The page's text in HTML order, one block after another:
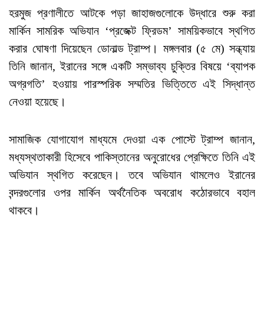
হরমুজ প্রণালীতে আটকে পড়া জাহাজগুলোকে উদ্ধারে শুরু করা
মার্কিন সামরিক অভিযান ‘প্রজেক্ট ফ্রিডম’ সাময়িকভাবে স্থগিত
করার ঘোষণা দিয়েছেন ডোনাল্ড ট্রাম্প। মঙ্গলবার (৫ মে) সন্ধ্যায়
তিনি জানান, ইরানের সঙ্গে একটি সম্ভাব্য চুক্তির বিষয়ে ‘ব্যাপক
অগ্রগতি’ হওয়ায় পারস্পরিক সম্মতির ভিত্তিতে এই সিদ্ধান্ত
নেওয়া হয়েছে।
সামাজিক যোগাযোগ মাধ্যমে দেওয়া এক পোস্টে ট্রাম্প জানান,
মধ্যস্থতাকারী হিসেবে পাকিস্তানের অনুরোধের প্রেক্ষিতে তিনি এই
অভিযান স্থগিত করেছেন। তবে অভিযান থামলেও ইরানের
বন্দরগুলোর ওপর মার্কিন অর্থনৈতিক অবরোধ কঠোরভাবে বহাল
থাকবে।